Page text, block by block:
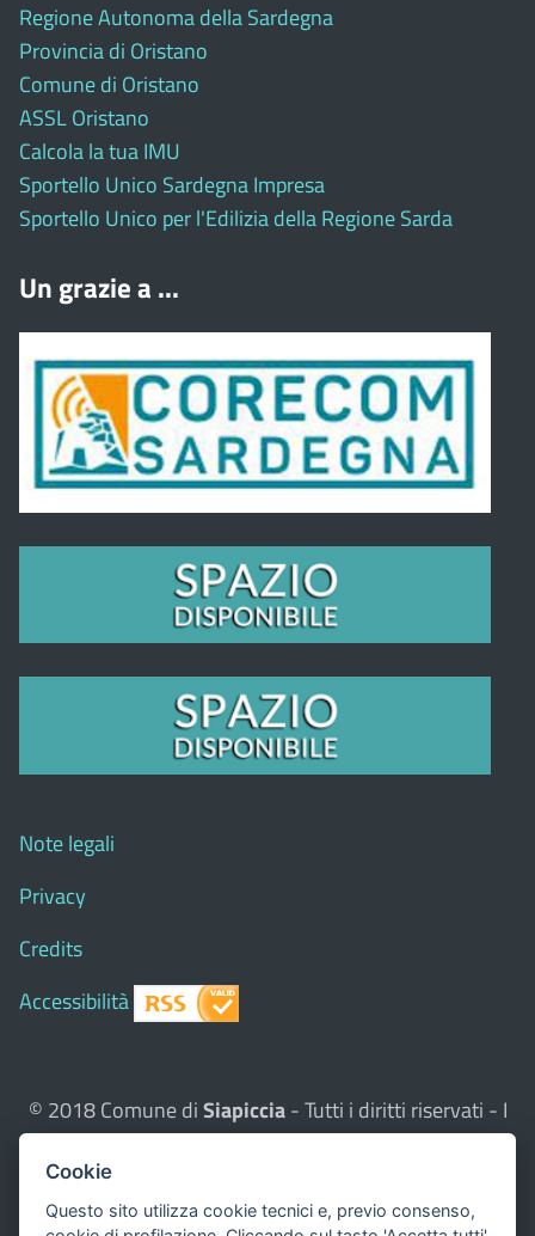
Regione Autonoma della Sardegna
Provincia di Oristano
Comune di Oristano
ASSL Oristano
Calcola la tua IMU
Sportello Unico Sardegna Impresa
Sportello Unico per l'Edilizia della Regione Sarda
Un grazie a ...
Note legali
Privacy
Credits
Accessibilità
© 2018 Comune diSiapiccia- Tutti i diritti riservati - I
contenuti del sito, testi e immagini sono di proprietà
del Comune - CMS:
Questo sito utilizza, nella versione per UTENTI CON
Cookie
Questo sito utilizza cookie tecnici e, previo consenso,